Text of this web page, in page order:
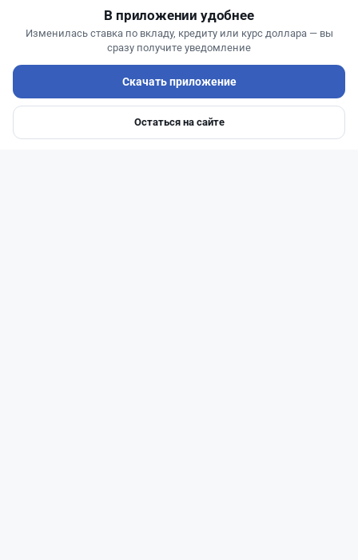
Ипотеки Авто
В приложении удобнее
Изменилась ставка по вкладу, кредиту или курс доллара — вы
сразу получите уведомление
Скачать приложение
Остаться на сайте